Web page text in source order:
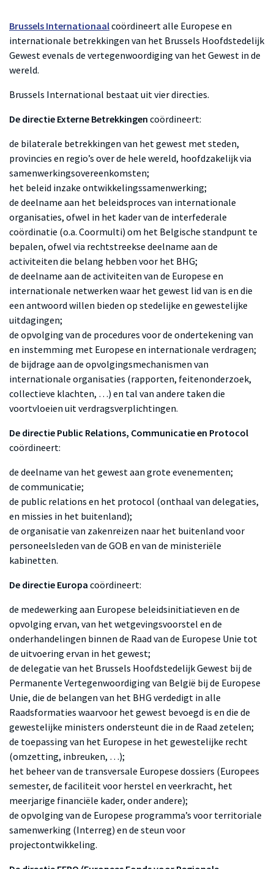
Brussels Internationaalcoördineert alle Europese en
internationale betrekkingen van het Brussels Hoofdstedelijk
Gewest evenals de vertegenwoordiging van het Gewest in de
wereld.
Brussels International bestaat uit vier directies.
De directie Externe Betrekkingen coördineert:
de bilaterale betrekkingen van het gewest met steden,
provincies en regio’s over de hele wereld, hoofdzakelijk via
samenwerkingsovereenkomsten;
het beleid inzake ontwikkelingssamenwerking;
de deelname aan het beleidsproces van internationale
organisaties, ofwel in het kader van de interfederale
coördinatie (o.a. Coormulti) om het Belgische standpunt te
bepalen, ofwel via rechtstreekse deelname aan de
activiteiten die belang hebben voor het BHG;
de deelname aan de activiteiten van de Europese en
internationale netwerken waar het gewest lid van is en die
een antwoord willen bieden op stedelijke en gewestelijke
uitdagingen;
de opvolging van de procedures voor de ondertekening van
en instemming met Europese en internationale verdragen;
de bijdrage aan de opvolgingsmechanismen van
internationale organisaties (rapporten, feitenonderzoek,
collectieve klachten, …) en tal van andere taken die
voortvloeien uit verdragsverplichtingen.
De directie Public Relations, Communicatie en Protocol
coördineert:
de deelname van het gewest aan grote evenementen;
de communicatie;
de public relations en het protocol (onthaal van delegaties,
en missies in het buitenland);
de organisatie van zakenreizen naar het buitenland voor
personeelsleden van de GOB en van de ministeriële
kabinetten.
De directie Europa coördineert:
de medewerking aan Europese beleidsinitiatieven en de
opvolging ervan, van het wetgevingsvoorstel en de
onderhandelingen binnen de Raad van de Europese Unie tot
de uitvoering ervan in het gewest;
de delegatie van het Brussels Hoofdstedelijk Gewest bij de
Permanente Vertegenwoordiging van België bij de Europese
Unie, die de belangen van het BHG verdedigt in alle
Raadsformaties waarvoor het gewest bevoegd is en die de
gewestelijke ministers ondersteunt die in de Raad zetelen;
de toepassing van het Europese in het gewestelijke recht
(omzetting, inbreuken, …);
het beheer van de transversale Europese dossiers (Europees
semester, de faciliteit voor herstel en veerkracht, het
meerjarige financiële kader, onder andere);
de opvolging van de Europese programma’s voor territoriale
samenwerking (Interreg) en de steun voor
projectontwikkeling.